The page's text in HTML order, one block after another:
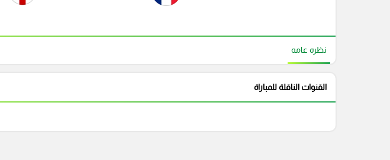
نظره عامه
القنوات الناقلة للمباراة